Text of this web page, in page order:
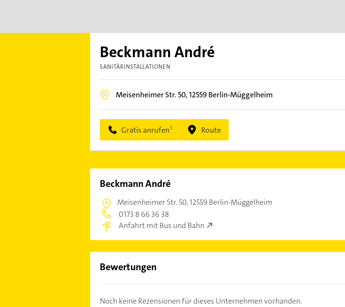
Beckmann André
SANITÄRINSTALLATIONEN
Meisenheimer Str. 50,12559Berlin-Müggelheim
Gratis anrufen Route
Beckmann André
Meisenheimer Str. 50,12559 Berlin-Müggelheim
0173 8 66 36 38
Anfahrt mit Bus und Bahn
Bewertungen
Noch keine Rezensionen für dieses Unternehmen vorhanden.